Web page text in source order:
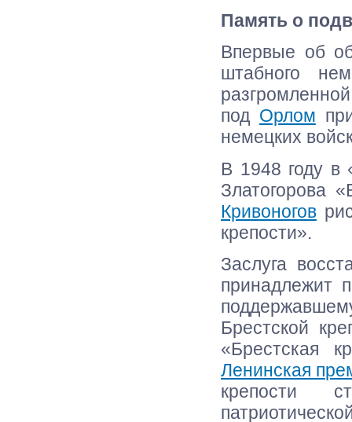
Память о
Впервые об
штабного
под Орлом
немецких
В 1948 году в
Златогорова
Кривоногов
крепости».
Заслуга
принадлежит
Брестской
«Брестская
Ленинская
крепости